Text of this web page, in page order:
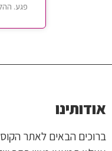
פגע.
אודותינו
ברוכים הבאים לאתר